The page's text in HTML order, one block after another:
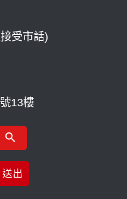
受市話)
13樓
Button